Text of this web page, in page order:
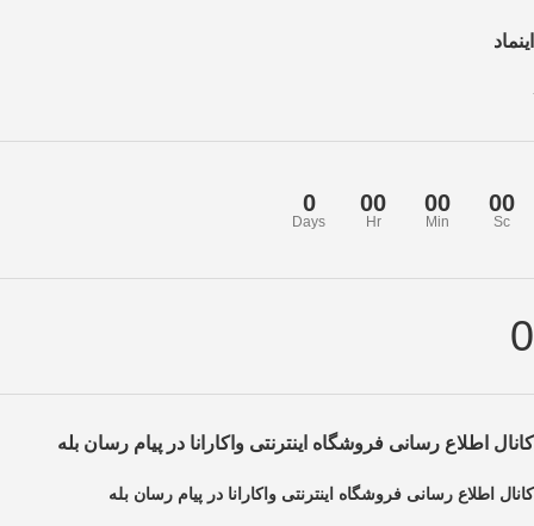
اینماد
0
Days
00
Hr
00
Min
00
Sc
0
کانال اطلاع رسانی فروشگاه اینترنتی واکارانا در پیام رسان بله
کانال اطلاع رسانی فروشگاه اینترنتی واکارانا در پیام رسان بله